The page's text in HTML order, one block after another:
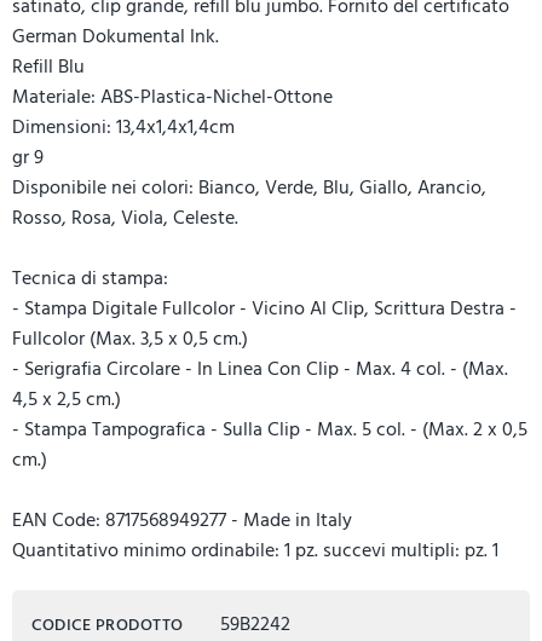
German Dokumental Ink.
Refill Blu
Materiale: ABS-Plastica-Nichel-Ottone
Dimensioni: 13,4x1,4x1,4cm
gr 9
Disponibile nei colori: Bianco, Verde, Blu, Giallo, Arancio,
Rosso, Rosa, Viola, Celeste.
Tecnica di stampa:
- Stampa Digitale Fullcolor - Vicino Al Clip, Scrittura Destra -
Fullcolor (Max. 3,5 x 0,5 cm.)
- Serigrafia Circolare - In Linea Con Clip - Max. 4 col. - (Max.
4,5 x 2,5 cm.)
- Stampa Tampografica - Sulla Clip - Max. 5 col. - (Max. 2 x 0,5
cm.)
EAN Code: 8717568949277 - Made in Italy
Quantitativo minimo ordinabile: 1 pz. succevi multipli: pz. 1
CODICE PRODOTTO 59B2242